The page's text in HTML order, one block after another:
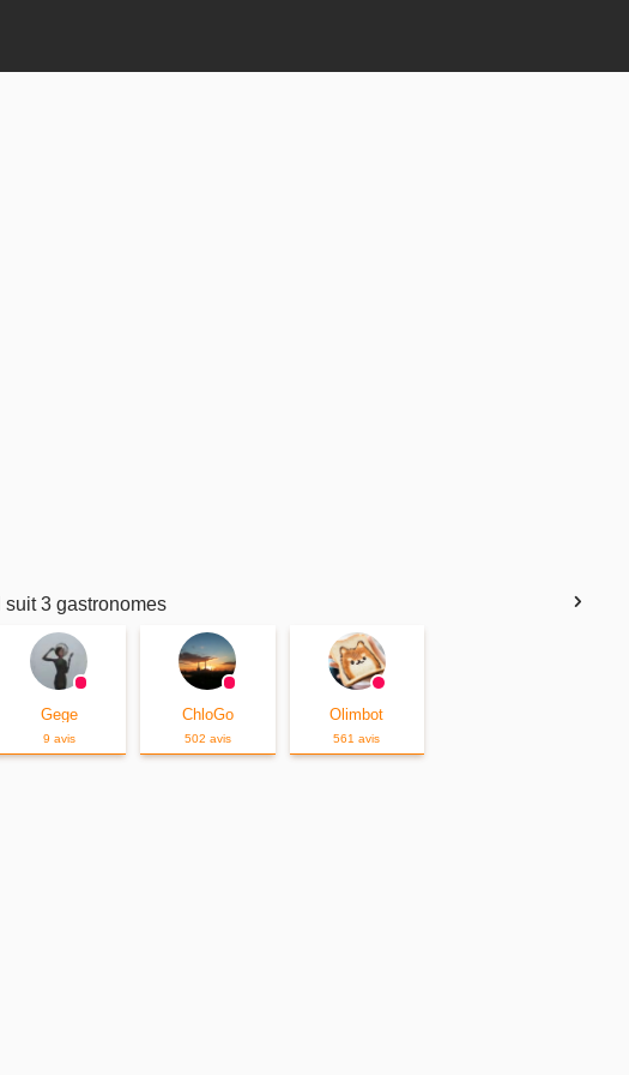
Il suit 3 gastronomes
Gege
9 avis
ChloGo
502 avis
Olimbot
561 avis